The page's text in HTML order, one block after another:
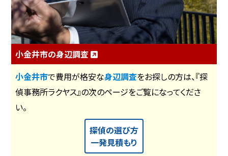
小金井市の身辺調査
小金井市で費用が格安な身辺調査をお探しの方は、『探
偵事務所ラクヤス』の次のページをご覧になってくださ
い。
探偵の選び方
一発見積もり